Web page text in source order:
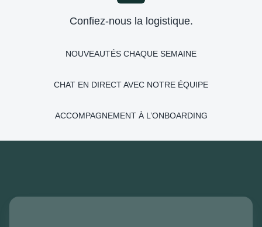
Confiez-nous la logistique.
NOUVEAUTÉS CHAQUE SEMAINE
CHAT EN DIRECT AVEC NOTRE ÉQUIPE
ACCOMPAGNEMENT À L’ONBOARDING